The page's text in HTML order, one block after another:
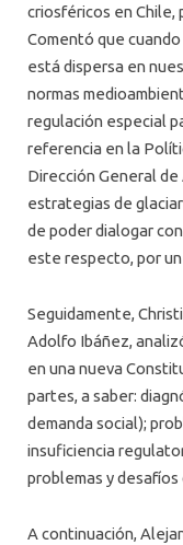
criosféricos en Chile,
Comentó que
está dispersa en
normas
regulación especial
referencia en la
Dirección General de
estrategias de
de poder dialogar
este respecto, por
Seguidamente,
Adolfo Ibáñez,
en una nueva
partes, a saber:
demanda social);
insuficiencia
problemas y
A continuación,